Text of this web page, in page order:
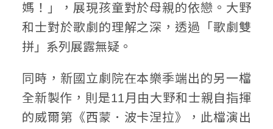
媽！」，展現孩童對於母親的依戀。大野
和士對於歌劇的理解之深，透過「歌劇雙
拼」系列展露無疑。
同時，新國立劇院在本樂季端出的另一檔
全新製作，則是11月由大野和士親自指揮
的威爾第《西蒙．波卡涅拉》，此檔演出